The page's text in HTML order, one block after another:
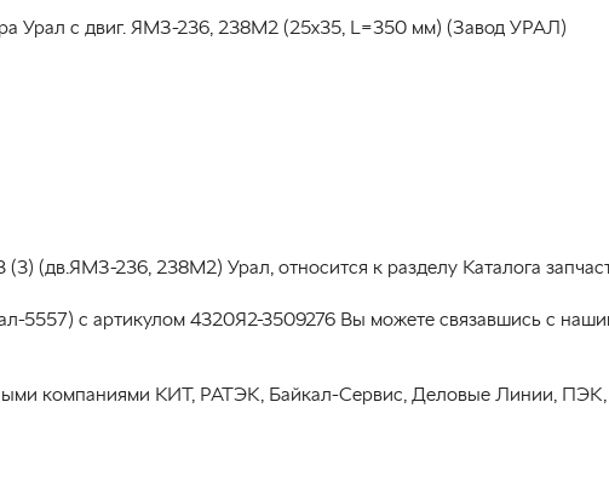
Урал с двиг. ЯМЗ-236, 238М2 (25х35, L=350 мм) (Завод УРАЛ)
(дв.ЯМЗ-236, 238М2) Урал, относится к разделу Каталога
5557) с артикулом 4320Я2-3509276 Вы можете связавшись с
компаниями КИТ, РАТЭК, Байкал-Сервис, Деловые Линии,